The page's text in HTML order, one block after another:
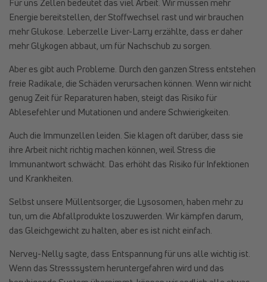
Für uns Zellen bedeutet das viel Arbeit. Wir müssen mehr
Energie bereitstellen, der Stoffwechsel rast und wir brauchen
mehr Glukose. Leberzelle Liver-Larry erzählte, dass er daher
mehr Glykogen abbaut, um für Nachschub zu sorgen.
Aber es gibt auch Probleme. Durch den ganzen Stress entstehen
freie Radikale, die Schäden verursachen können. Wenn wir nicht
genug Zeit für Reparaturen haben, steigt das Risiko für
Ablesefehler und Mutationen und andere Schwierigkeiten.
Auch die Immunzellen leiden. Sie klagen oft darüber, dass sie
ihre Arbeit nicht richtig machen können, weil Stress die
Immunantwort schwächt. Das erhöht das Risiko für Infektionen
und Krankheiten.
Selbst unsere Müllentsorger, die Lysosomen, haben mehr zu
tun, um die Abfallprodukte loszuwerden. Wir kämpfen darum,
das Gleichgewicht zu halten, aber es ist nicht einfach.
Nervey-Nelly sagte, dass Entspannung für uns alle wichtig ist.
Wenn das Stresssystem heruntergefahren wird und das